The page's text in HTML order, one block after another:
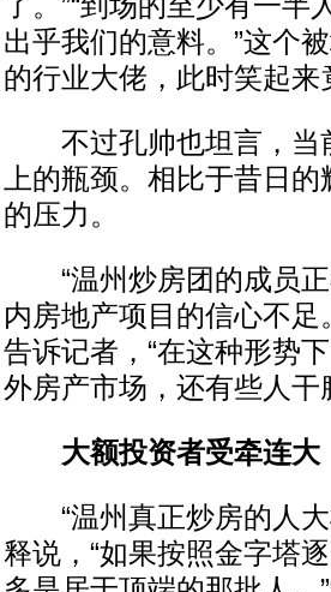
出乎我们的意料。”这个
的行业大佬，此时笑起
不过孔帅也坦言，当
上的瓶颈。相比于昔日
的压力。
“温州炒房团的成员正
内房地产项目的信心不
告诉记者，“在这种形势
外房产市场，还有些人干
大额投资者受牵连大
“温州真正炒房的人大
释说，“如果按照金字塔